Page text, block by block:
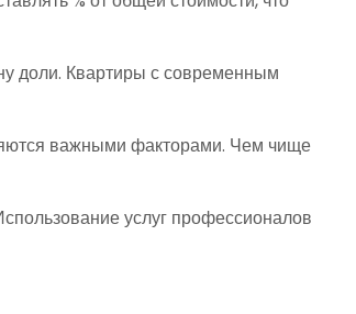
доли. Квартиры с современным
важными факторами. Чем чище
услуг профессионалов